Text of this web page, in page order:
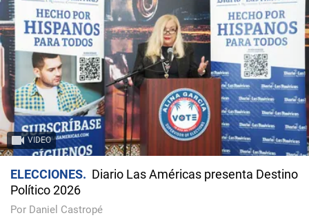
VIDEO
ELECCIONES
Diario Las Américas presenta Destino
Político 2026
Por Daniel Castropé